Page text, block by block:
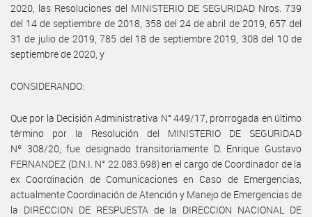
2020, las Resoluciones del MINISTERIO DE SEGURIDAD Nros. 739
del 14 de septiembre de 2018, 358 del 24 de abril de 2019, 657 del
31 de julio de 2019, 785 del 18 de septiembre 2019, 308 del 10 de
septiembre de 2020, y
CONSIDERANDO:
Que por la Decisión Administrativa N° 449/17, prorrogada en último
término por la Resolución del MINISTERIO DE SEGURIDAD
Nº 308/20, fue designado transitoriamente D. Enrique Gustavo
FERNANDEZ (D.N.I. N° 22.083.698) en el cargo de Coordinador de la
ex Coordinación de Comunicaciones en Caso de Emergencias,
actualmente Coordinación de Atención y Manejo de Emergencias de
la DIRECCION DE RESPUESTA de la DIRECCION NACIONAL DE